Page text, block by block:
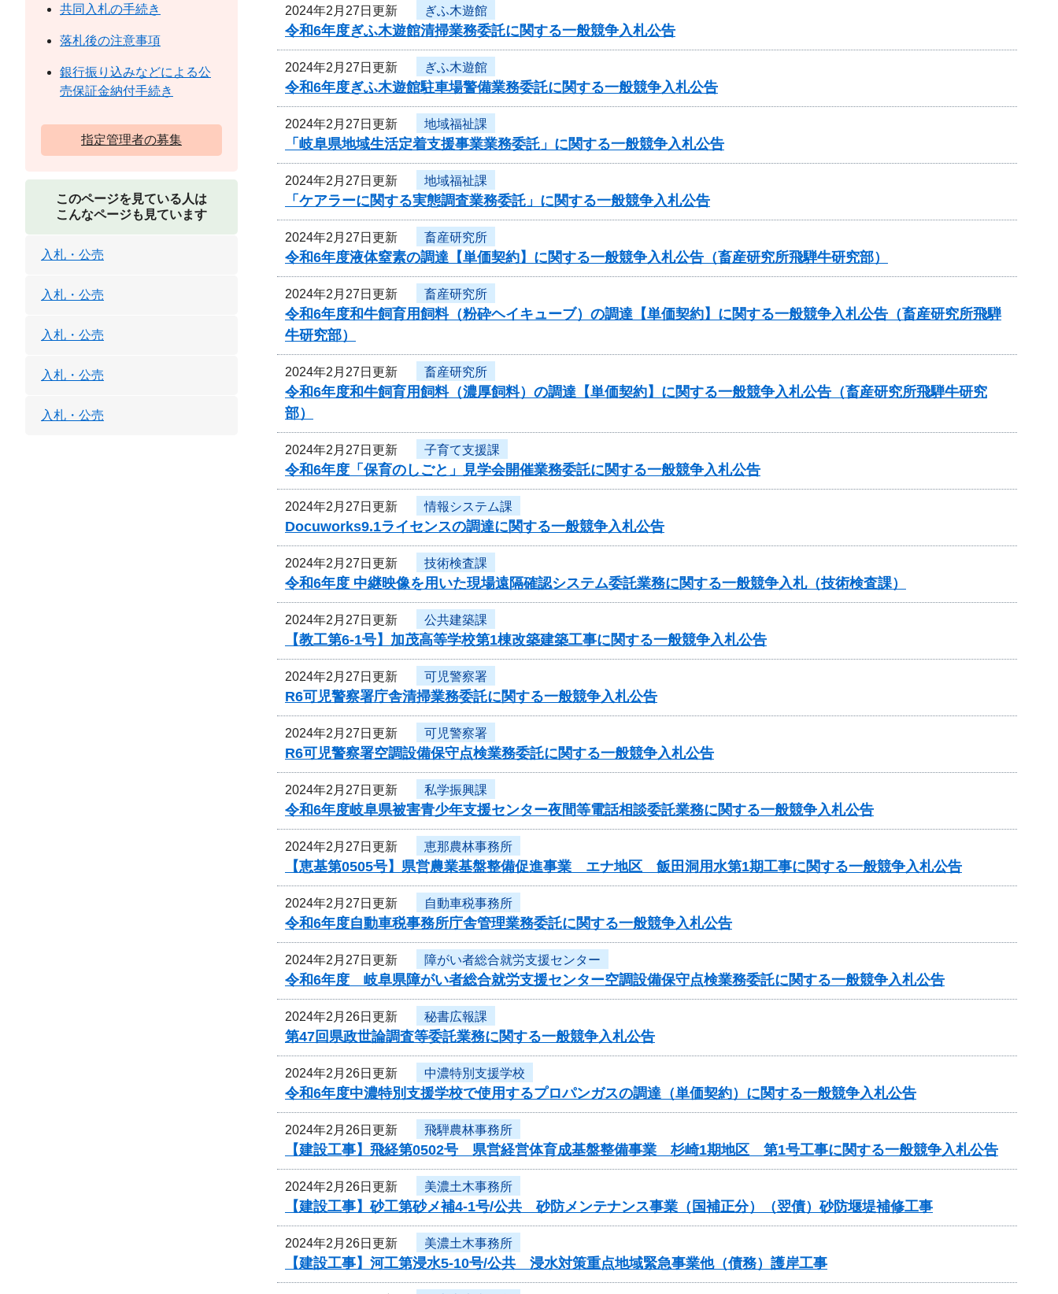
2024年2月27日更新 ぎふ木遊館
令和6年度ぎふ木遊館清掃業務委託に関する一般競争入札公告
2024年2月27日更新 ぎふ木遊館
令和6年度ぎふ木遊館駐車場警備業務委託に関する一般競争入札公告
2024年2月27日更新 地域福祉課
「岐阜県地域生活定着支援事業業務委託」に関する一般競争入札公告
2024年2月27日更新 地域福祉課
「ケアラーに関する実態調査業務委託」に関する一般競争入札公告
2024年2月27日更新 畜産研究所
令和6年度液体窒素の調達【単価契約】に関する一般競争入札公告（畜産研究所飛騨牛研究部）
2024年2月27日更新 畜産研究所
令和6年度和牛飼育用飼料（粉砕ヘイキューブ）の調達【単価契約】に関する一般競争入札公告（畜産研究所飛騨
牛研究部）
2024年2月27日更新 畜産研究所
令和6年度和牛飼育用飼料（濃厚飼料）の調達【単価契約】に関する一般競争入札公告（畜産研究所飛騨牛研究
部）
2024年2月27日更新 子育て支援課
令和6年度「保育のしごと」見学会開催業務委託に関する一般競争入札公告
2024年2月27日更新 情報システム課
Docuworks9.1ライセンスの調達に関する一般競争入札公告
2024年2月27日更新 技術検査課
令和6年度 中継映像を用いた現場遠隔確認システム委託業務に関する一般競争入札（技術検査課）
2024年2月27日更新 公共建築課
【教工第6-1号】加茂高等学校第1棟改築建築工事に関する一般競争入札公告
2024年2月27日更新 可児警察署
R6可児警察署庁舎清掃業務委託に関する一般競争入札公告
2024年2月27日更新 可児警察署
R6可児警察署空調設備保守点検業務委託に関する一般競争入札公告
2024年2月27日更新 私学振興課
令和6年度岐阜県被害青少年支援センター夜間等電話相談委託業務に関する一般競争入札公告
2024年2月27日更新 恵那農林事務所
【恵基第0505号】県営農業基盤整備促進事業 エナ地区 飯田洞用水第1期工事に関する一般競争入札公告
2024年2月27日更新 自動車税事務所
令和6年度自動車税事務所庁舎管理業務委託に関する一般競争入札公告
2024年2月27日更新 障がい者総合就労支援センター
令和6年度 岐阜県障がい者総合就労支援センター空調設備保守点検業務委託に関する一般競争入札公告
2024年2月26日更新 秘書広報課
第47回県政世論調査等委託業務に関する一般競争入札公告
2024年2月26日更新 中濃特別支援学校
令和6年度中濃特別支援学校で使用するプロパンガスの調達（単価契約）に関する一般競争入札公告
2024年2月26日更新 飛騨農林事務所
【建設工事】飛経第0502号 県営経営体育成基盤整備事業 杉崎1期地区 第1号工事に関する一般競争入札公告
2024年2月26日更新 美濃土木事務所
【建設工事】砂工第砂メ補4-1号/公共 砂防メンテナンス事業（国補正分）（翌債）砂防堰堤補修工事
2024年2月26日更新 美濃土木事務所
【建設工事】河工第浸水5-10号/公共 浸水対策重点地域緊急事業他（債務）護岸工事
共同入札の手続き
落札後の注意事項
銀行振り込みなどによる公
売保証金納付手続き
指定管理者の募集
このページを見ている人は
こんなページも見ています
入札・公売
入札・公売
入札・公売
入札・公売
入札・公売